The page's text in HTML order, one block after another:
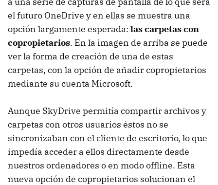
el futuro OneDrive y en ellas se muestra una
opción largamente esperada: las carpetas con
copropietarios. En la imagen de arriba se puede
ver la forma de creación de una de estas
carpetas, con la opción de añadir copropietarios
mediante su cuenta Microsoft.
Aunque SkyDrive permitía compartir archivos y
carpetas con otros usuarios éstos no se
sincronizaban con el cliente de escritorio, lo que
impedía acceder a ellos directamente desde
nuestros ordenadores o en modo offline. Esta
nueva opción de copropietarios solucionan el